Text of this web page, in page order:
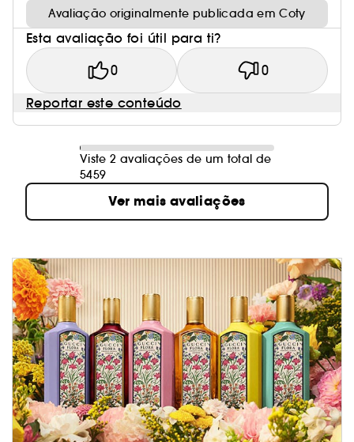
Avaliação originalmente publicada em Coty
Esta avaliação foi útil para ti?
0 0
Reportar este conteúdo
Viste 2 avaliações de um total de
5459
Ver mais avaliações